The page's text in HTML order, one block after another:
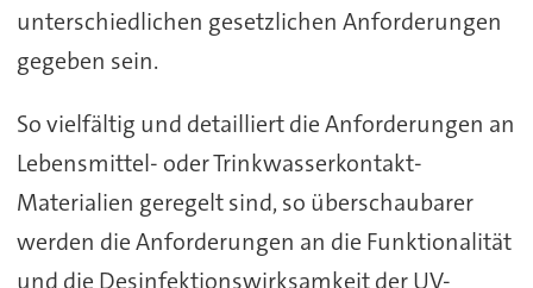
unterschiedlichen gesetzlichen Anforderungen
gegeben sein.
So vielfältig und detailliert die Anforderungen an
Lebensmittel- oder Trinkwasserkontakt-
Materialien geregelt sind, so überschaubarer
werden die Anforderungen an die Funktionalität
und die Desinfektionswirksamkeit der UV-